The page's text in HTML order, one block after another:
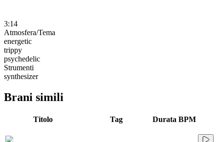
3:14
Atmosfera/Tema
energetic
trippy
psychedelic
Strumenti
synthesizer
Brani simili
Titolo Tag Durata BPM